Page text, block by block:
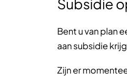
Subsidie
Bent u van plan
aan subsidie
Zijn er